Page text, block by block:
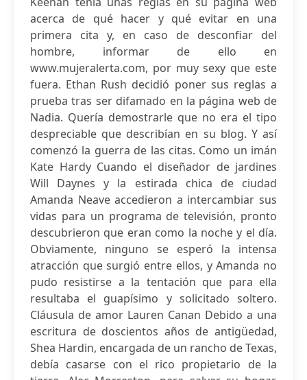
acerca de qué hacer y qué evitar en una
primera cita y, en caso de desconfiar del
hombre, informar de ello en
www.mujeralerta.com, por muy sexy que este
fuera. Ethan Rush decidió poner sus reglas a
prueba tras ser difamado en la página web de
Nadia. Quería demostrarle que no era el tipo
despreciable que describían en su blog. Y así
comenzó la guerra de las citas. Como un imán
Kate Hardy Cuando el diseñador de jardines
Will Daynes y la estirada chica de ciudad
Amanda Neave accedieron a intercambiar sus
vidas para un programa de televisión, pronto
descubrieron que eran como la noche y el día.
Obviamente, ninguno se esperó la intensa
atracción que surgió entre ellos, y Amanda no
pudo resistirse a la tentación que para ella
resultaba el guapísimo y solicitado soltero.
Cláusula de amor Lauren Canan Debido a una
escritura de doscientos años de antigüedad,
Shea Hardin, encargada de un rancho de Texas,
debía casarse con el rico propietario de la